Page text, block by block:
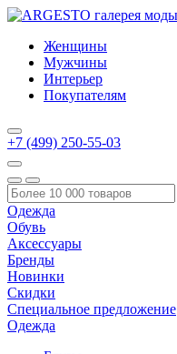
Женщины
Мужчины
Интерьер
Покупателям
+7 (499) 250-55-03
Одежда
Обувь
Аксессуары
Бренды
Новинки
Скидки
Специальное предложение
Одежда